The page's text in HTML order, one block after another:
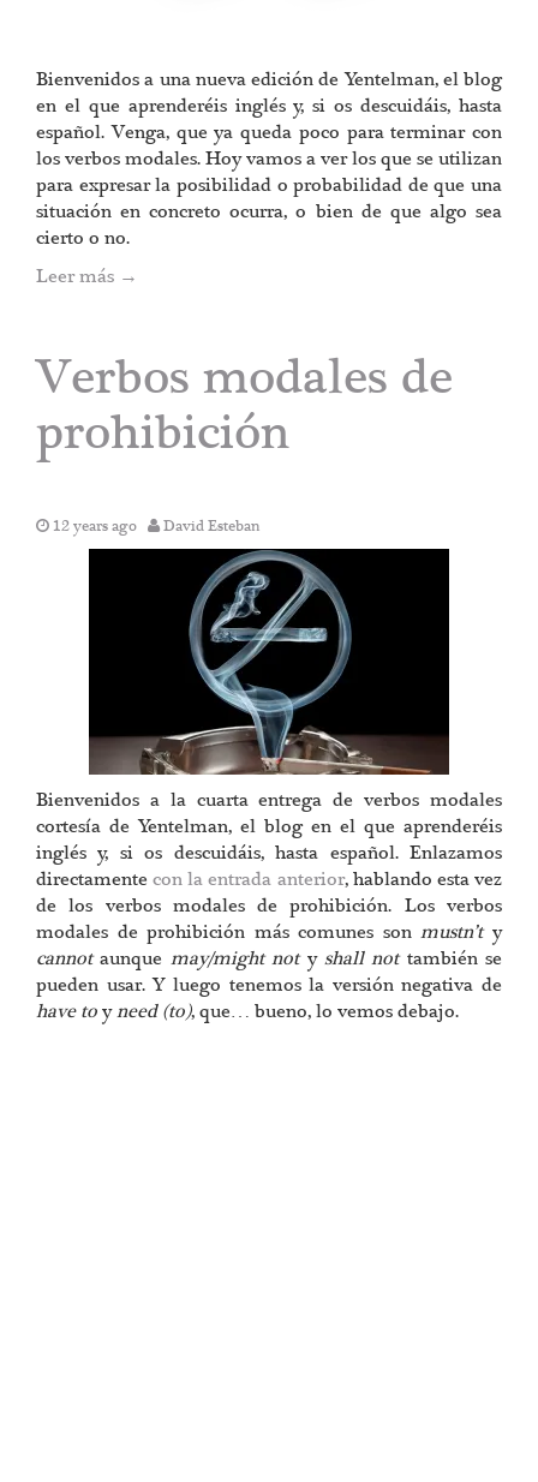
Bienvenidos a una nueva edición de Yentelman, el blog
en el que aprenderéis inglés y, si os descuidáis, hasta
español. Venga, que ya queda poco para terminar con
los verbos modales. Hoy vamos a ver los que se utilizan
para expresar la posibilidad o probabilidad de que una
situación en concreto ocurra, o bien de que algo sea
cierto o no.
Leer más →
Verbos modales de
prohibición
12 years ago David Esteban
Bienvenidos a la cuarta entrega de verbos modales
cortesía de Yentelman, el blog en el que aprenderéis
inglés y, si os descuidáis, hasta español. Enlazamos
directamentecon la entrada anterior, hablando esta vez
de los verbos modales de prohibición. Los verbos
modales de prohibición más comunes sonmustn’ty
cannotaunque may/might noty shall nottambién se
pueden usar. Y luego tenemos la versión negativa de
have toyneed (to), que… bueno, lo vemos debajo.